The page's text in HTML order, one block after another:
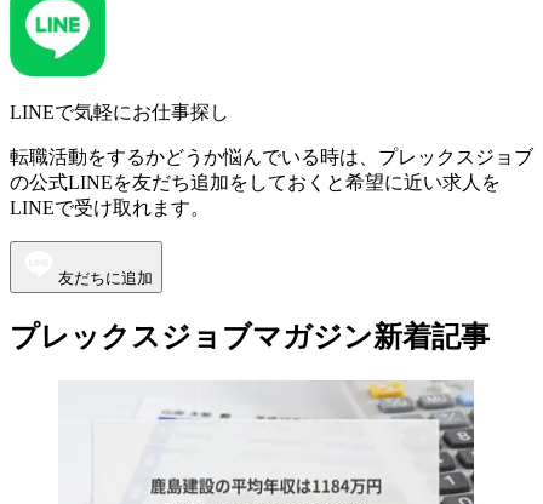
LINEで気軽にお仕事探し
転職活動をするかどうか悩んでいる時は、プレックスジョブ
の公式LINEを友だち追加をしておくと希望に近い求人を
LINEで受け取れます。
友だちに追加
プレックスジョブマガジン新着記事